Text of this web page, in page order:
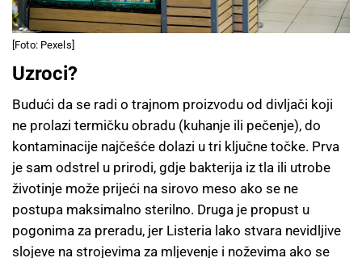
[Foto: Pexels]
Uzroci?
Budući da se radi o trajnom proizvodu od divljači koji
ne prolazi termičku obradu (kuhanje ili pečenje), do
kontaminacije najčešće dolazi u tri ključne točke. Prva
je sam odstrel u prirodi, gdje bakterija iz tla ili utrobe
životinje može prijeći na sirovo meso ako se ne
postupa maksimalno sterilno. Druga je propust u
pogonima za preradu, jer Listeria lako stvara nevidljive
slojeve na strojevima za mljevenje i noževima ako se